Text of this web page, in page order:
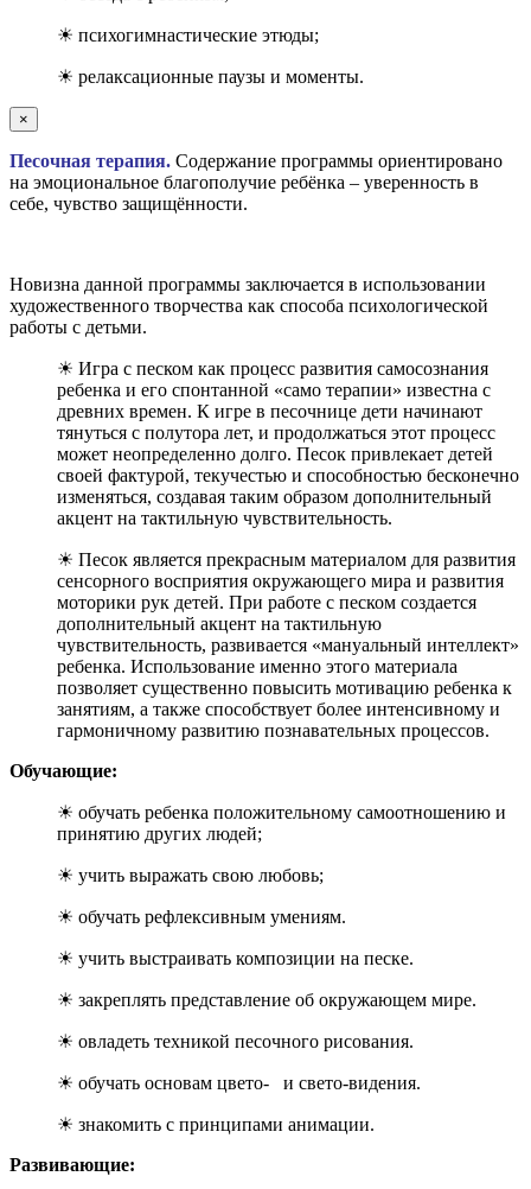
☀ психогимнастические этюды;
☀ релаксационные паузы и моменты.
×
Песочная терапия. Содержание программы ориентировано
на эмоциональное благополучие ребёнка – уверенность в
себе, чувство защищённости.
Новизна данной программы заключается в использовании
художественного творчества как способа психологической
работы с детьми.
☀ Игра с песком как процесс развития самосознания
ребенка и его спонтанной «само терапии» известна с
древних времен. К игре в песочнице дети начинают
тянуться с полутора лет, и продолжаться этот процесс
может неопределенно долго. Песок привлекает детей
своей фактурой, текучестью и способностью бесконечно
изменяться, создавая таким образом дополнительный
акцент на тактильную чувствительность.
☀ Песок является прекрасным материалом для развития
сенсорного восприятия окружающего мира и развития
моторики рук детей. При работе с песком создается
дополнительный акцент на тактильную
чувствительность, развивается «мануальный интеллект»
ребенка. Использование именно этого материала
позволяет существенно повысить мотивацию ребенка к
занятиям, а также способствует более интенсивному и
гармоничному развитию познавательных процессов.
Обучающие:
☀ обучать ребенка положительному самоотношению и
принятию других людей;
☀ учить выражать свою любовь;
☀ обучать рефлексивным умениям.
☀ учить выстраивать композиции на песке.
☀ закреплять представление об окружающем мире.
☀ овладеть техникой песочного рисования.
☀ обучать основам цвето- и свето-видения.
☀ знакомить с принципами анимации.
Развивающие: